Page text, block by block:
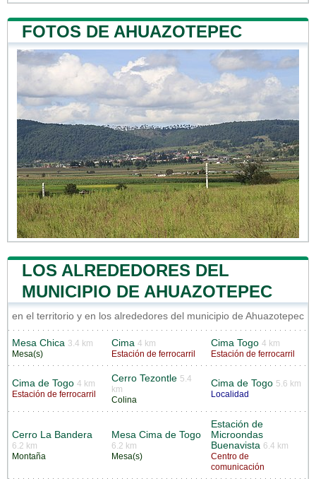
FOTOS DE AHUAZOTEPEC
LOS ALREDEDORES DEL
MUNICIPIO DE AHUAZOTEPEC
en el territorio y en los alrededores del municipio de Ahuazotepec
Mesa Chica 3.4 km
Mesa(s)
Cima 4 km
Estación de ferrocarril
Cima Togo 4 km
Estación de ferrocarril
Cima de Togo 4 km
Estación de ferrocarril
Cerro Tezontle 5.4
km
Colina
Cima de Togo 5.6 km
Localidad
Cerro La Bandera
6.2 km
Montaña
Mesa Cima de Togo
6.2 km
Mesa(s)
Estación de
Microondas
Buenavista 6.4 km
Centro de
comunicación